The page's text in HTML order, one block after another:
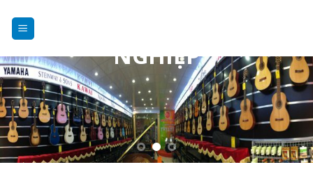
content
NGHIỆP